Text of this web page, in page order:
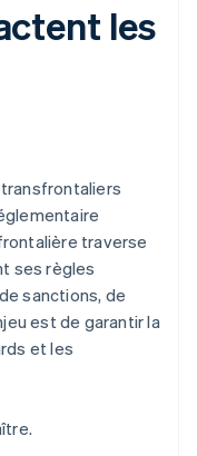
les
traverse
ses règles
sanctions, de
est de garantir la
et les